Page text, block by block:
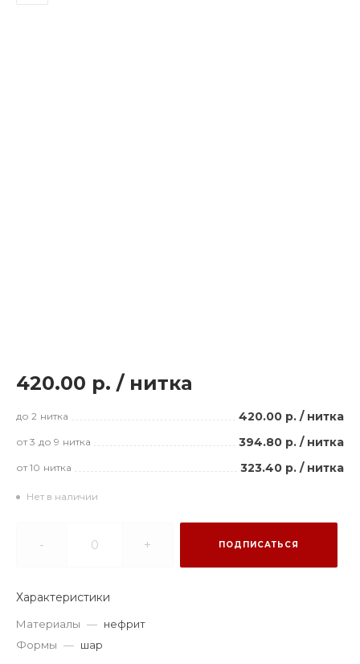
420.00 р. / нитка
до 2 нитка 420.00 р. / нитка
от 3 до 9 нитка 394.80 р. / нитка
от 10 нитка 323.40 р. / нитка
Нет в наличии
- + ПОДПИСАТЬСЯ
Характеристики
Материалы — нефрит
Формы — шар